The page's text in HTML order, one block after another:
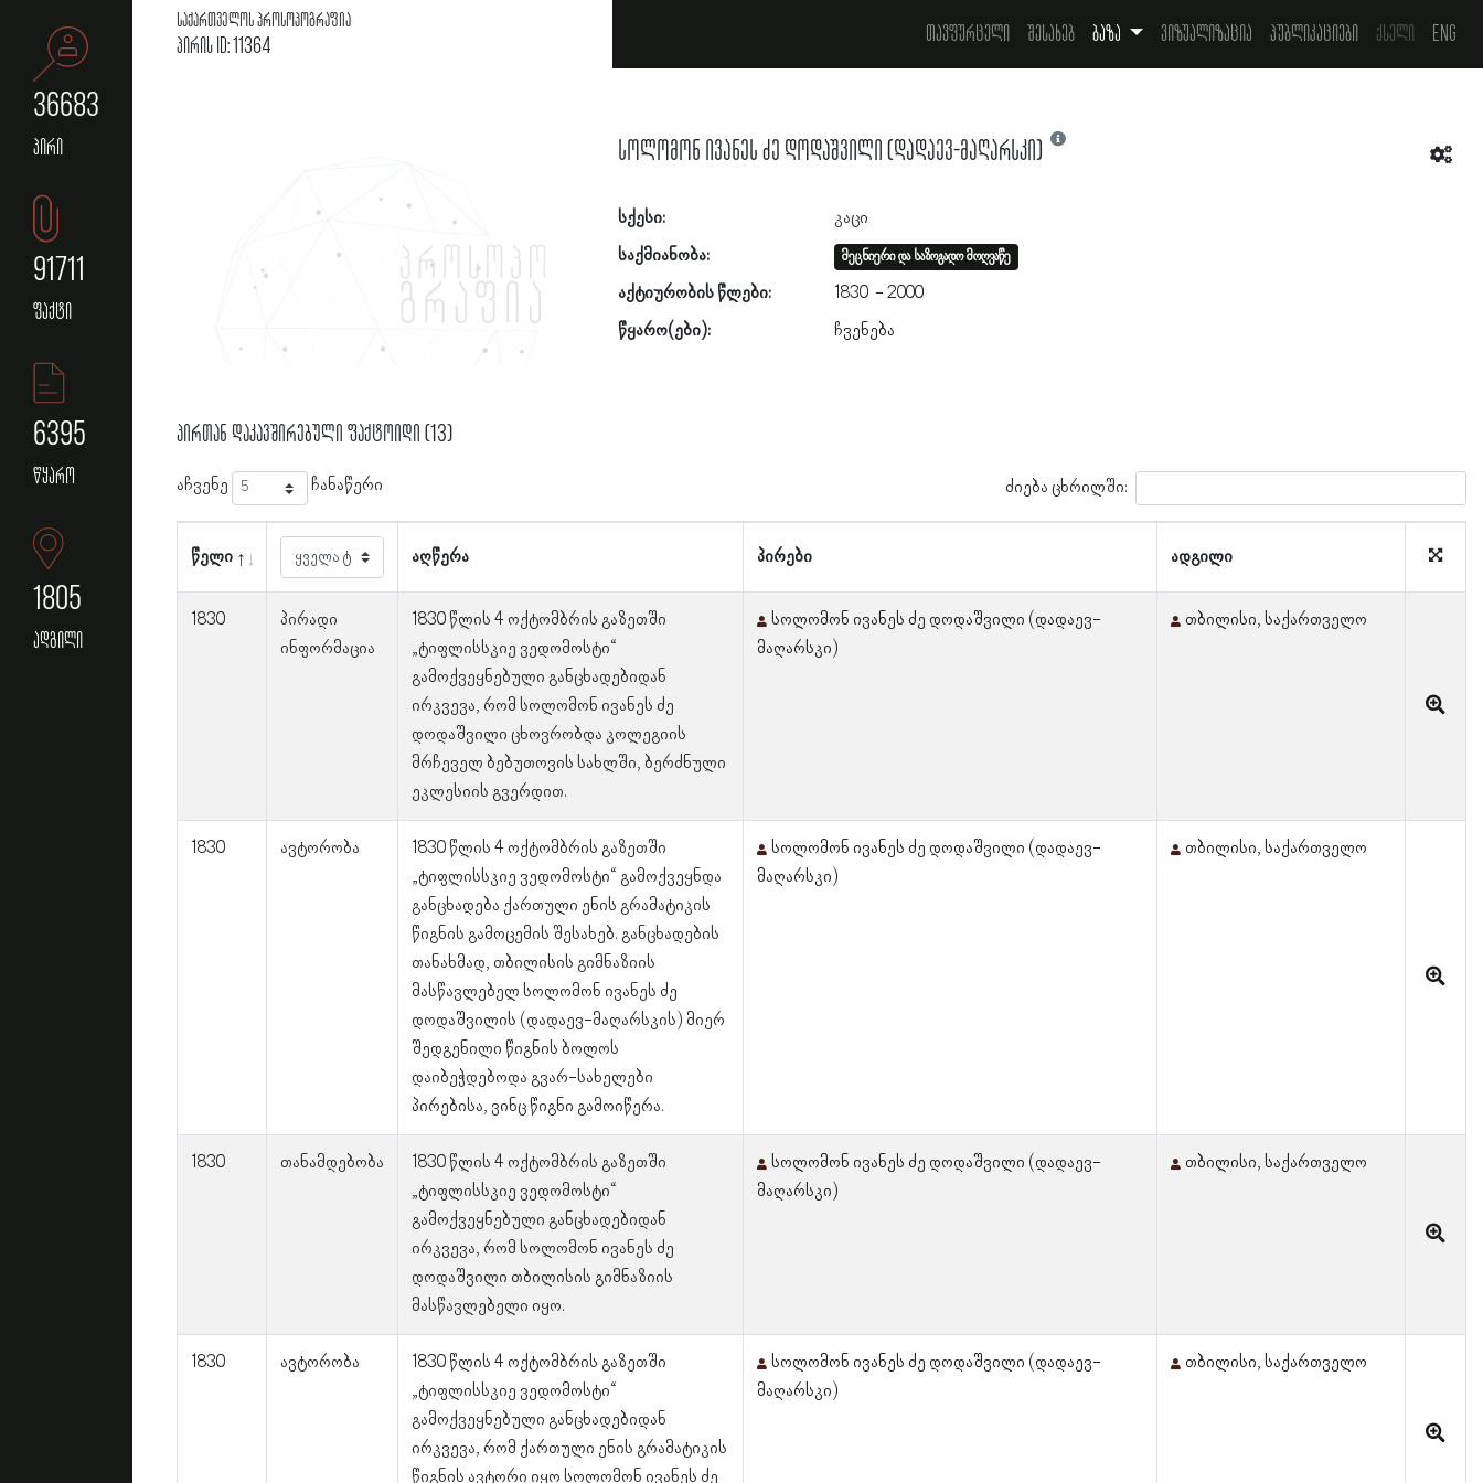
36683
პირი
91711
ფაქტი
6395
წყარო
1805
ადგილი
საქართველოს პროსოპოგრაფია
პირის ID: 11364 თავფურცელი შესახებ ბაზა ვიზუალიზაცია პუბლიკაციები ქსელი Eng
სოლომონ ივანეს ძე დოდაშვილი (დადაევ-მაღარსკი)
სქესი:
კაცი
საქმიანობა:
მეცნიერი და საზოგადო მოღვაწე
აქტიურობის წლები: 1830
2000
წყარო(ები):
ჩვენება
პირთან დაკავშირებული ფაქტოიდი (13)
აჩვენე ჩანაწერი ძიება ცხრილში:
წელი აღწერა პირები ადგილი
1830
პირადი
ინფორმაცია
1830 წლის 4 ოქტომბრის გაზეთში
„ტიფლისსკიე ვედომოსტი“
გამოქვეყნებული განცხადებიდან
ირკვევა, რომ სოლომონ ივანეს ძე
დოდაშვილი ცხოვრობდა კოლეგიის
მრჩეველ ბებუთოვის სახლში, ბერძნული
ეკლესიის გვერდით.
სოლომონ ივანეს ძე დოდაშვილი (დადაევ-
მაღარსკი)
თბილისი, საქართველო
1830 ავტორობა
1830 წლის 4 ოქტომბრის გაზეთში
„ტიფლისსკიე ვედომოსტი“ გამოქვეყნდა
განცხადება ქართული ენის გრამატიკის
წიგნის გამოცემის შესახებ. განცხადების
თანახმად, თბილისის გიმნაზიის
მასწავლებელ სოლომონ ივანეს ძე
დოდაშვილის (დადაევ-მაღარსკის) მიერ
შედგენილი წიგნის ბოლოს
დაიბეჭდებოდა გვარ-სახელები
პირებისა, ვინც წიგნი გამოიწერა.
სოლომონ ივანეს ძე დოდაშვილი (დადაევ-
მაღარსკი)
თბილისი, საქართველო
1830 თანამდებობა
1830 წლის 4 ოქტომბრის გაზეთში
„ტიფლისსკიე ვედომოსტი“
გამოქვეყნებული განცხადებიდან
ირკვევა, რომ სოლომონ ივანეს ძე
დოდაშვილი თბილისის გიმნაზიის
მასწავლებელი იყო.
სოლომონ ივანეს ძე დოდაშვილი (დადაევ-
მაღარსკი)
თბილისი, საქართველო
1830 ავტორობა
1830 წლის 4 ოქტომბრის გაზეთში
„ტიფლისსკიე ვედომოსტი“
გამოქვეყნებული განცხადებიდან
ირკვევა, რომ ქართული ენის გრამატიკის
წიგნის ავტორი იყო სოლომონ ივანეს ძე
სოლომონ ივანეს ძე დოდაშვილი (დადაევ-
მაღარსკი)
თბილისი, საქართველო